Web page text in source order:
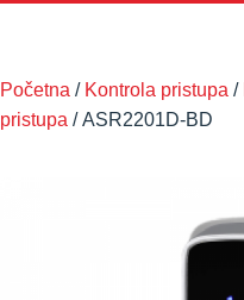
Početna / Kontrola pristupa /
pristupa / ASR2201D-BD